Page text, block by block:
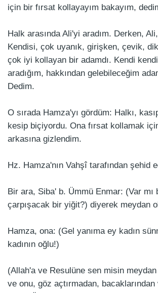
için bir fırsat kollayayım bakayım,
Halk arasında Ali'yi aradım. Derken,
Kendisi, çok uyanık, girişken, çevik,
çok iyi kollayan bir adamdı. Kendi
aradığım, hakkından gelebileceğim
Dedim.
O sırada Hamza'yı gördüm: Halkı,
kesip biçiyordu. Ona fırsat kollamak
arkasına gizlendim.
Hz. Hamza'nın Vahşî tarafından şehid
Bir ara, Siba' b. Ümmü Enmar: (Var mı
çarpışacak bir yiğit?) diyerek meydan
Hamza, ona: (Gel yanıma ey kadın
kadının oğlu!)
(Allah'a ve Resulüne sen misin
ve onu, göz açtırmadan,